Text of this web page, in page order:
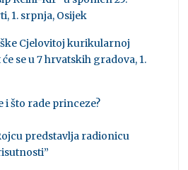
1. srpnja, Osijek
Cjelovitoj kurikularnoj
se u 7 hrvatskih gradova, 1.
i što rade princeze?
predstavlja radionicu